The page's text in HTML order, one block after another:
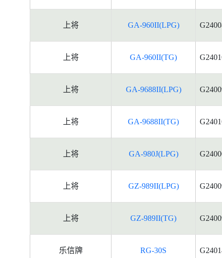
上将 GA-960II(LPG)
上将 GA-960II(TG)
上将 GA-9688II(LPG)
上将 GA-9688II(TG)
上将 GA-980J(LPG)
上将 GZ-989II(LPG)
上将 GZ-989II(TG)
乐信牌 RG-30S